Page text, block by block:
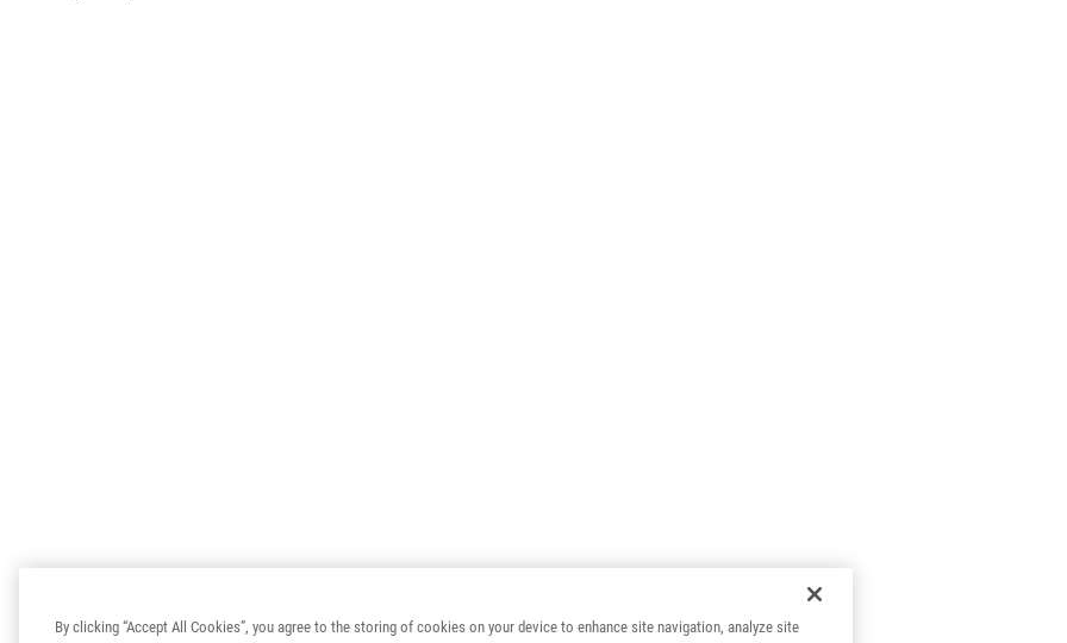
By clicking “Accept All Cookies”, you agree to the storing of cookies on your device to enhance site navigation, analyze site